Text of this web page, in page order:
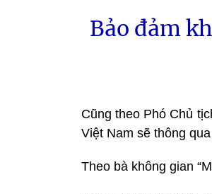
Bảo đảm
Cũng theo Phó Chủ
Việt Nam sẽ thông
Theo bà không gian